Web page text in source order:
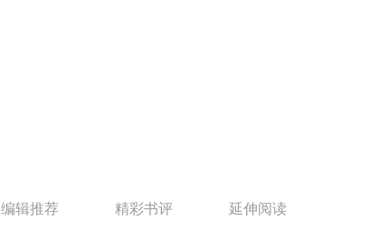
编辑推荐 精彩书评 延伸阅读